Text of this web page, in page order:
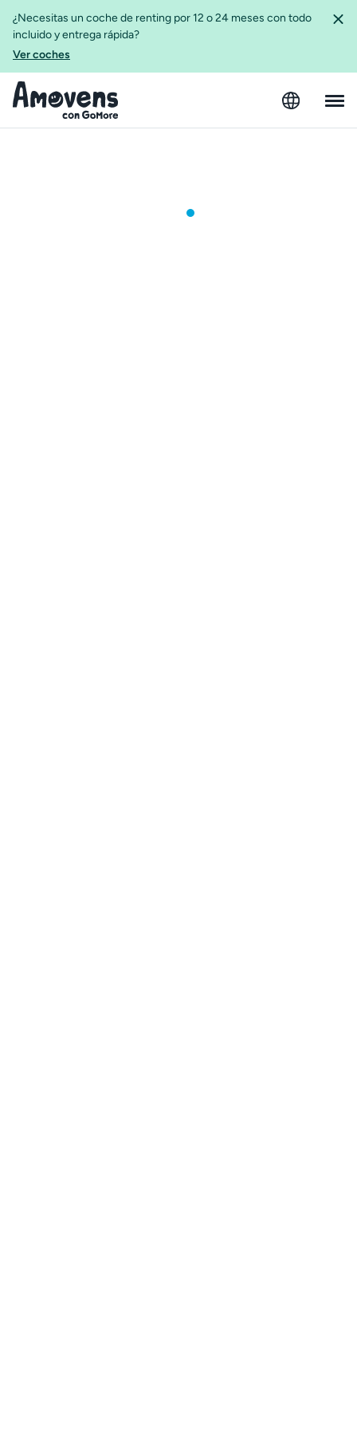
¿Necesitas un coche de renting por 12 o 24 meses con todo
incluido y entrega rápida?
Ver coches